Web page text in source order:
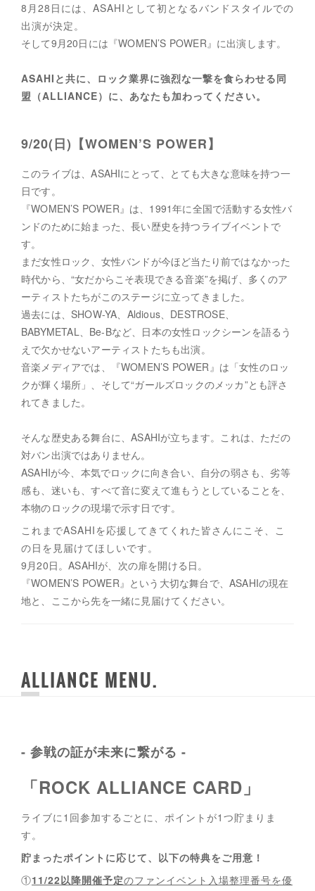
8月28日には、ASAHIとして初となるバンドスタイルでの
出演が決定。
そして9月20日には『WOMEN’S POWER』に出演します。
ASAHIと共に、ロック業界に強烈な一撃を食らわせる同
盟（ALLIANCE）に、あなたも加わってください。
9/20(日)【WOMEN’S POWER】
このライブは、ASAHIにとって、とても大きな意味を持つ一
日です。
『WOMEN’S POWER』は、1991年に全国で活動する女性バ
ンドのために始まった、長い歴史を持つライブイベントで
す。
まだ女性ロック、女性バンドが今ほど当たり前ではなかった
時代から、“女だからこそ表現できる音楽”を掲げ、多くのア
ーティストたちがこのステージに立ってきました。
過去には、SHOW-YA、Aldious、DESTROSE、
BABYMETAL、Be-Bなど、日本の女性ロックシーンを語るう
えで欠かせないアーティストたちも出演。
音楽メディアでは、『WOMEN’S POWER』は「女性のロッ
クが輝く場所」、そして“ガールズロックのメッカ”とも評さ
れてきました。
そんな歴史ある舞台に、ASAHIが立ちます。 これは、ただの
対バン出演ではありません。
ASAHIが今、本気でロックに向き合い、自分の弱さも、劣等
感も、迷いも、すべて音に変えて進もうとしていることを、
本物のロックの現場で示す日です。
これまでASAHIを応援してきてくれた皆さんにこそ、こ
の日を見届けてほしいです。
9月20日。ASAHIが、次の扉を開ける日。
『WOMEN’S POWER』という大切な舞台で、ASAHIの現在
地と、ここから先を一緒に見届けてください。
ALLIANCE MENU
- 参戦の証が未来に繋がる -
「ROCK ALLIANCE CARD」
ライブに1回参加するごとに、ポイントが1つ貯まりま
す。
貯まったポイントに応じて、以下の特典をご用意！
①11/22以降開催予定のファンイベント入場整理番号を優